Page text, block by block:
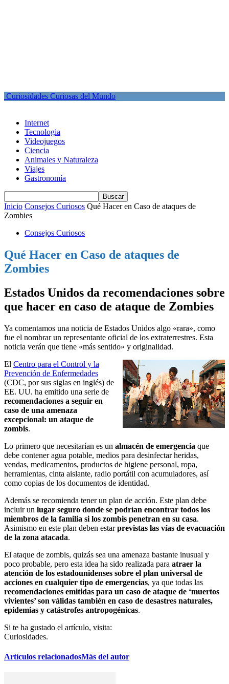
Curiosidades Curiosas del Mundo
Internet
Tecnologia
Videojuegos
Ciencia
Animales y Naturaleza
Viajes
Gastronomía
Inicio Consejos Curiosos Qué Hacer en Caso de ataques de
Zombies
Consejos Curiosos
Qué Hacer en Caso de ataques de
Zombies
Estados Unidos da recomendaciones sobre
que hacer en caso de ataque de Zombies
Ya comentamos una noticia de Estados Unidos algo «rara», como
fue el nombrar un representante oficial de los extraterrestres. Esta
noticia verán que tiene «más sentido» y originalidad.
El Centro para el Control y la
Prevención de Enfermedades
(CDC, por sus siglas en inglés) de
EE. UU. ha emitido una serie de
recomendaciones a seguir en
caso de una amenaza
excepcional: un ataque de
zombis.
Lo primero que necesitarían es un almacén de emergencia que
debe contener agua potable, medios para desinfectar heridas,
vendas, medicamentos, productos de higiene personal, ropa,
herramientas, cinta aislante, radio portátil con acumuladores, así
como copias de los documentos de identidad.
Además se recomienda tener un plan de acción. Este plan debe
incluir un lugar seguro donde se podrían encontrar todos los
miembros de la familia si los zombis penetran en su casa.
Asimismo en este plan deben estarprevistas las vías de evacuación
de la zona atacada.
El ataque de zombis, quizás sea una amenaza bastante inusual y
poco probable, pero esta idea ha sido realizada para atraer la
atención de los estadounidenses sobre el plan universal de
acciones en cualquier tipo de emergencias, ya que todas las
recomendaciones emitidas para un caso de ataque de ‘muertos
vivientes’ son válidas también en caso de desastres naturales,
epidemias y catástrofes antropogénicas.
Si te ha gustado el artículo, visita:
Curiosidades.
Artículos relacionadosMás del autor